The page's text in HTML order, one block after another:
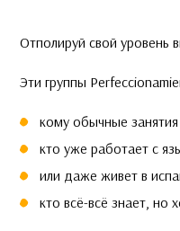
Отполируй свой уровень
Эти группы
кому обычные
кто уже работает с
или даже живет в
кто всё-всё знает, но